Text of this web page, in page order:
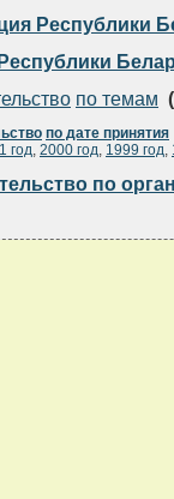
Республики
по темам (
по дате принятия
год, 2000 год, 1999 год,
по